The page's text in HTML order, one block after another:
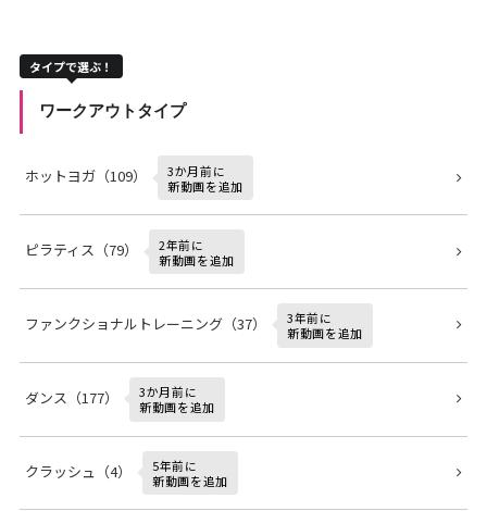
タイプで選ぶ！
ワークアウトタイプ
ホットヨガ（109）
3か月前に
新動画を追加
ピラティス（79）
2年前に
新動画を追加
ファンクショナルトレーニング（37）
3年前に
新動画を追加
ダンス（177）
3か月前に
新動画を追加
クラッシュ（4）
5年前に
新動画を追加